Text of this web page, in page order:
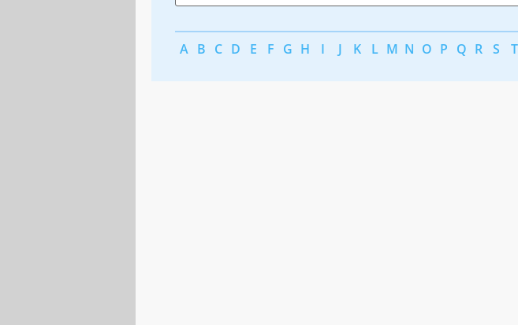
A B C D E F G H I J K L M N O P Q R S T